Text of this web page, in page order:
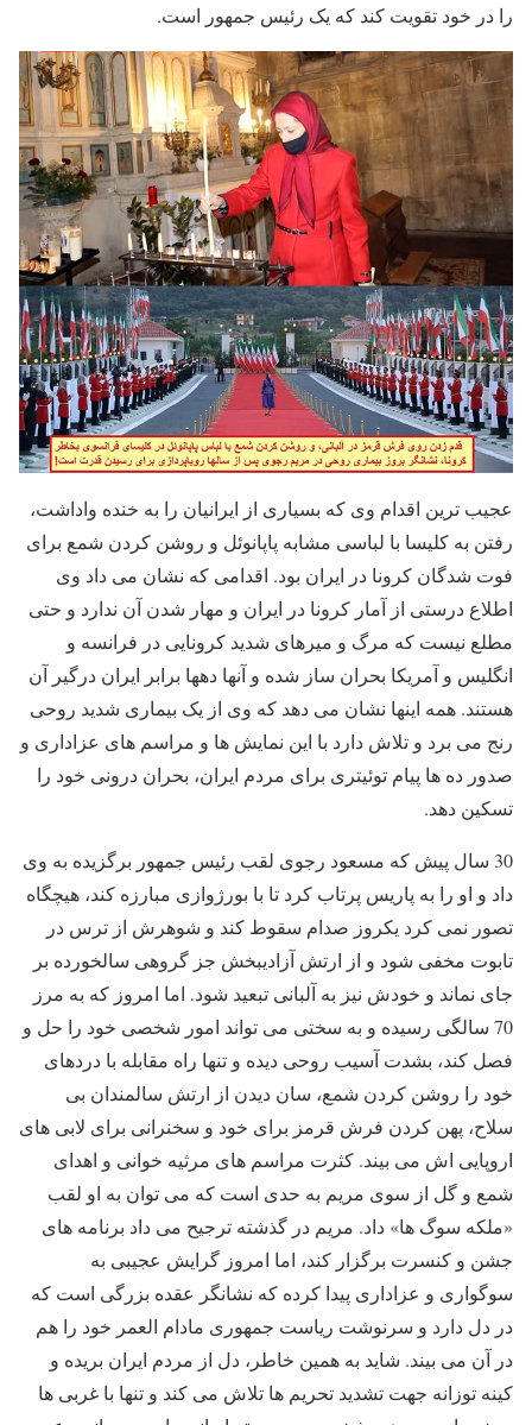
را در خود تقویت کند که یک رئیس جمهور است.
عجیب ترین اقدام وی که بسیاری از ایرانیان را به خنده واداشت،
رفتن به کلیسا با لباسی مشابه پاپانوئل و روشن کردن شمع برای
فوت شدگان کرونا در ایران بود. اقدامی که نشان می داد وی
اطلاع درستی از آمار کرونا در ایران و مهار شدن آن ندارد و حتی
مطلع نیست که مرگ و میرهای شدید کرونایی در فرانسه و
انگلیس و آمریکا بحران ساز شده و آنها دهها برابر ایران درگیر آن
هستند. همه اینها نشان می دهد که وی از یک بیماری شدید روحی
رنج می برد و تلاش دارد با این نمایش ها و مراسم های عزاداری و
صدور ده ها پیام توئیتری برای مردم ایران، بحران درونی خود را
تسکین دهد.
30 سال پیش که مسعود رجوی لقب رئیس جمهور برگزیده به وی
داد و او را به پاریس پرتاب کرد تا با بورژوازی مبارزه کند، هیچگاه
تصور نمی کرد یکروز صدام سقوط کند و شوهرش از ترس در
تابوت مخفی شود و از ارتش آزادیبخش جز گروهی سالخورده بر
جای نماند و خودش نیز به آلبانی تبعید شود. اما امروز که به مرز
70 سالگی رسیده و به سختی می تواند امور شخصی خود را حل و
فصل کند، بشدت آسیب روحی دیده و تنها راه مقابله با دردهای
خود را روشن کردن شمع، سان دیدن از ارتش سالمندان بی
سلاح، پهن کردن فرش قرمز برای خود و سخنرانی برای لابی های
اروپایی اش می بیند. کثرت مراسم های مرثیه خوانی و اهدای
شمع و گل از سوی مریم به حدی است که می توان به او لقب
«ملکه سوگ ها» داد. مریم در گذشته ترجیح می داد برنامه های
جشن و کنسرت برگزار کند، اما امروز گرایش عجیبی به
سوگواری و عزاداری پیدا کرده که نشانگر عقده بزرگی است که
در دل دارد و سرنوشت ریاست جمهوری مادام العمر خود را هم
در آن می بیند. شاید به همین خاطر، دل از مردم ایران بریده و
کینه توزانه جهت تشدید تحریم ها تلاش می کند و تنها با غربی ها